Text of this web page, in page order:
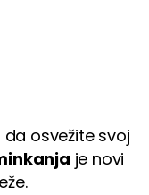
da osvežite svoj
je novi